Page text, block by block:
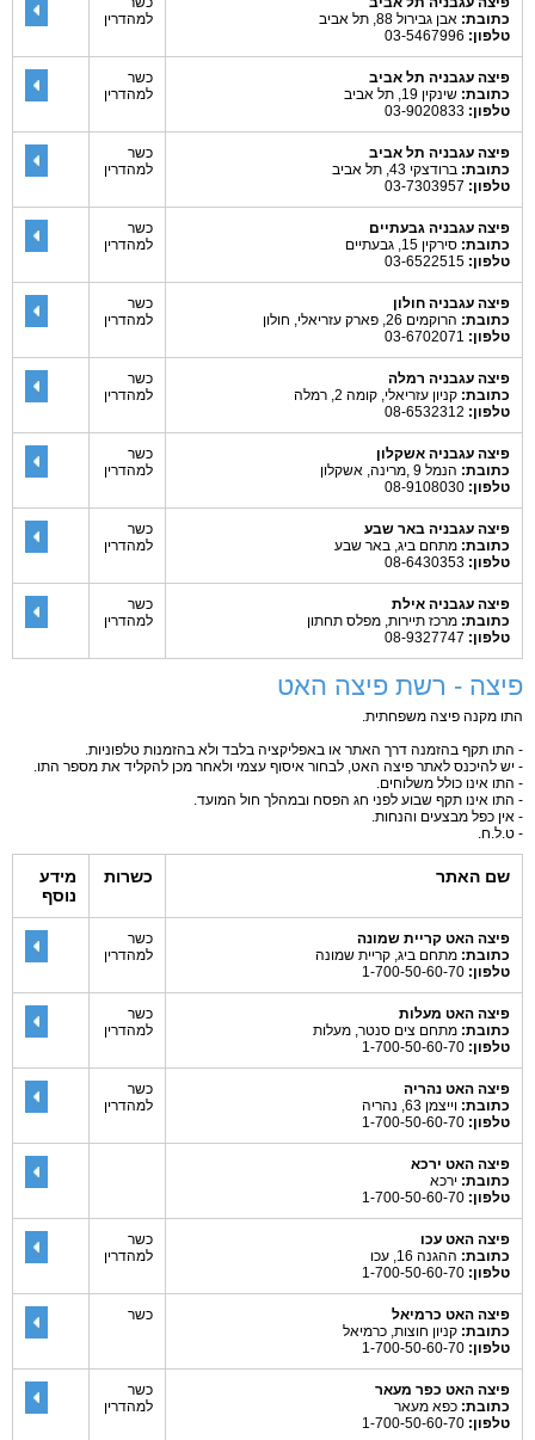
כתובת: אבן גבירול 88, תל אביב
טלפון:
למהדרין
פיצה עגבניה תל אביב
כתובת: שינקין 19, תל אביב
טלפון:
כשר
למהדרין
פיצה עגבניה תל אביב
כתובת: ברודצקי 43, תל אביב
טלפון:
כשר
למהדרין
פיצה עגבניה גבעתיים
כתובת: סירקין 15, גבעתיים
טלפון:
כשר
למהדרין
פיצה עגבניה חולון
כתובת: הרוקמים 26, פארק עזריאלי, חולון
טלפון:
כשר
למהדרין
פיצה עגבניה רמלה
כתובת: קניון עזריאלי, קומה 2, רמלה
טלפון:
כשר
למהדרין
פיצה עגבניה אשקלון
כתובת: הנמל 9 ,מרינה, אשקלון
טלפון:
כשר
למהדרין
פיצה עגבניה באר שבע
כתובת: מתחם ביג, באר שבע
טלפון:
כשר
למהדרין
פיצה עגבניה אילת
כתובת: מרכז תיירות, מפלס תחתון
טלפון:
כשר
למהדרין
פיצה - רשת פיצה האט
התו מקנה פיצה משפחתית.
- התו תקף בהזמנה דרך האתר או באפליקציה בלבד ולא בהזמנות טלפוניות.
- יש להיכנס לאתר פיצה האט, לבחור איסוף עצמי ולאחר מכן להקליד את מספר התו.
- התו אינו כולל משלוחים.
- התו אינו תקף שבוע לפני חג הפסח ובמהלך חול המועד.
- אין כפל מבצעים והנחות.
- ט.ל.ח.
שם האתר כשרות
מידע
נוסף
פיצה האט קריית שמונה
כתובת: מתחם ביג, קריית שמונה
טלפון:
כשר
למהדרין
פיצה האט מעלות
כתובת: מתחם צים סנטר, מעלות
טלפון:
כשר
למהדרין
פיצה האט נהריה
כתובת: וייצמן 63, נהריה
טלפון:
כשר
למהדרין
פיצה האט ירכא
כתובת: ירכא
טלפון:
פיצה האט עכו
כתובת: ההגנה 16, עכו
טלפון:
כשר
למהדרין
פיצה האט כרמיאל
כתובת: קניון חוצות, כרמיאל
טלפון:
כשר
פיצה האט כפר מעאר
כתובת: כפא מעאר
טלפון:
כשר
למהדרין